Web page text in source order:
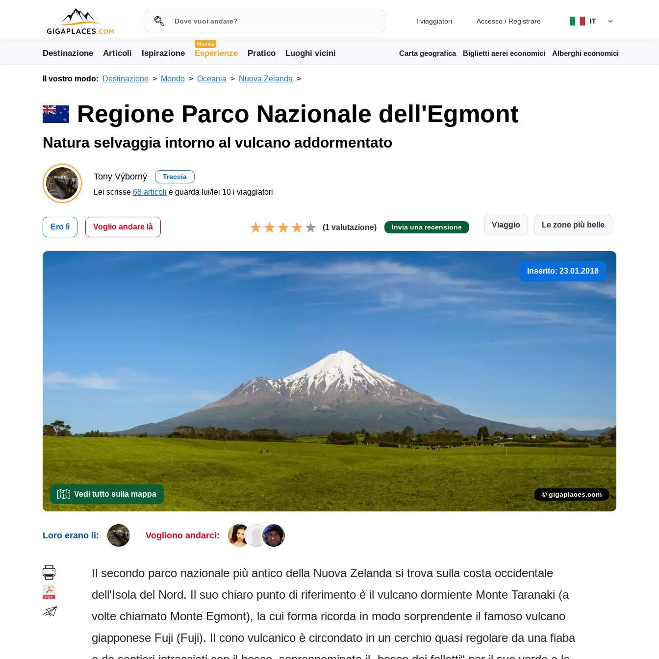
I viaggiatori Accesso / Registrare IT
Destinazione Articoli Ispirazione
Novità
Esperienze Pratico Luoghi vicini Carta geografica Biglietti aerei economici Alberghi economici
Il vostro modo: Destinazione Mondo Oceania Nuova Zelanda
Regione Parco Nazionale dell'Egmont
Natura selvaggia intorno al vulcano addormentato
Tony Výborný Traccia
Lei scrisse 68 articoli e guarda lui/lei 10 i viaggiatori
Ero lì Voglio andare là (1 valutazione) Invia una recensione Viaggio Le zone più belle
Inserito: 23.01.2018
Vedi tutto sulla mappa © gigaplaces.com
Loro erano li: Vogliono andarci:
Il secondo parco nazionale più antico della Nuova Zelanda si trova sulla costa occidentale
dell'Isola del Nord. Il suo chiaro punto di riferimento è il vulcano dormiente Monte Taranaki (a
volte chiamato Monte Egmont), la cui forma ricorda in modo sorprendente il famoso vulcano
giapponese Fuji (Fuji). Il cono vulcanico è circondato in un cerchio quasi regolare da una fiaba